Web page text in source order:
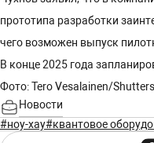
прототипа разработки
чего возможен выпуск
В конце 2025 года
Фото: Tero Vesalainen/
Новости
#ноу-хау#квантовое